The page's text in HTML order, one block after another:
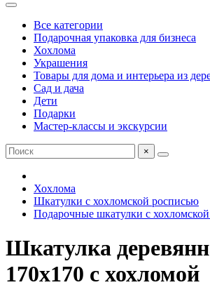
Все категории
Подарочная упаковка для бизнеса
Хохлома
Украшения
Товары для дома и интерьера из
Сад и дача
Дети
Подарки
Мастер-классы и экскурсии
×
Хохлома
Шкатулки с хохломской росписью
Подарочные шкатулки с
Шкатулка
170х170 с хохломой